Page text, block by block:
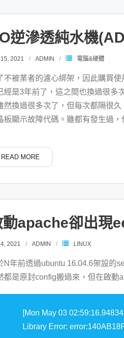
逆滲透純水機
2021 ADMIN 電腦&硬體
不被業者的濾心綁架，因此購買
經是3年前了，這之間也換過很多
然換過很多次了，但每次都隔很
板顯示故障代碼。雖都有發生過
READ MORE
動apache卻出現
2021 ADMIN LINUX
N年前透過ubuntu 16.04.6架設的
都是原封config搬過來，但在啟動
[Mon May 03
Library Error: